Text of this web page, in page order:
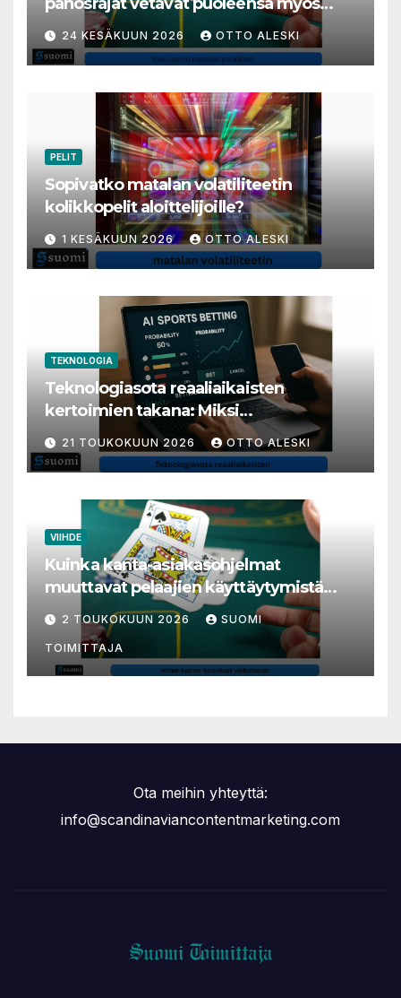
varakkaita harrastajia
24 KESÄKUUN 2026 OTTO ALESKI
PELIT
Sopivatko matalan volatiliteetin
kolikkopelit aloittelijoille?
1 KESÄKUUN 2026 OTTO ALESKI
TEKNOLOGIA
Teknologiasota reaaliaikaisten
kertoimien takana: Miksi
millisekunneista tuli livenäpyttelyn
tärkein valuutta
21 TOUKOKUUN 2026 OTTO ALESKI
VIIHDE
Kuinka kanta-asiakasohjelmat
muuttavat pelaajien käyttäytymistä
nettikasinoilla
2 TOUKOKUUN 2026 SUOMI
TOIMITTAJA
Ota meihin yhteyttä:
info@scandinaviancontentmarketing.com